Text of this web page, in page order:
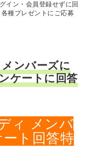
イン・会員登録せずに回
種プレゼントにご応募
ンバーズに
ケートに回答
ィ メンバ
ト回答特